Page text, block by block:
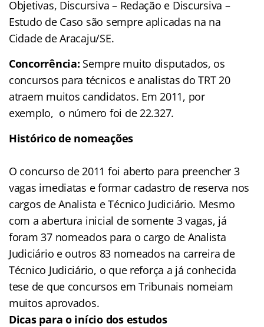
Objetivas, Discursiva – Redação e Discursiva –
Estudo de Caso são sempre aplicadas na na
Cidade de Aracaju/SE.
Concorrência: Sempre muito disputados, os
concursos para técnicos e analistas do TRT 20
atraem muitos candidatos. Em 2011, por
exemplo, o número foi de 22.327.
Histórico de nomeações
O concurso de 2011 foi aberto para preencher 3
vagas imediatas e formar cadastro de reserva nos
cargos de Analista e Técnico Judiciário. Mesmo
com a abertura inicial de somente 3 vagas, já
foram 37 nomeados para o cargo de Analista
Judiciário e outros 83 nomeados na carreira de
Técnico Judiciário, o que reforça a já conhecida
tese de que concursos em Tribunais nomeiam
muitos aprovados.
Dicas para o início dos estudos